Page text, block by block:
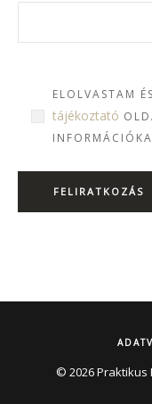
ELOLVASTAM
tájékoztató
© 2026 Praktikus